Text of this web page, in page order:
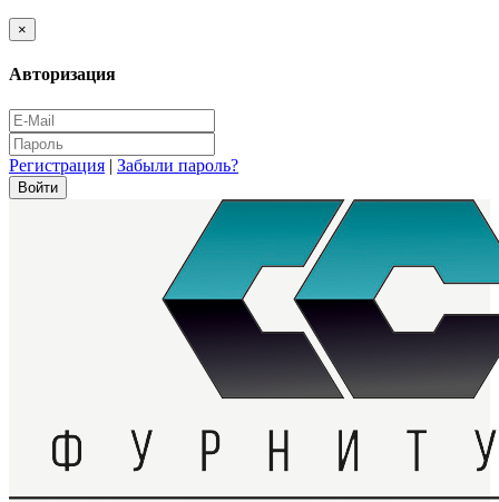
×
Авторизация
Регистрация | Забыли пароль?